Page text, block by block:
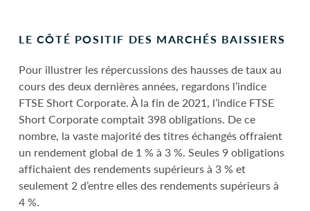
LE CÔTÉ POSITIF DES MARCHÉS BAISSIERS
Pour illustrer les répercussions des hausses de taux au
cours des deux dernières années, regardons l’indice
FTSE Short Corporate. À la fin de 2021, l’indice FTSE
Short Corporate comptait 398 obligations. De ce
nombre, la vaste majorité des titres échangés offraient
un rendement global de 1 % à 3 %. Seules 9 obligations
affichaient des rendements supérieurs à 3 % et
seulement 2 d’entre elles des rendements supérieurs à
4 %.